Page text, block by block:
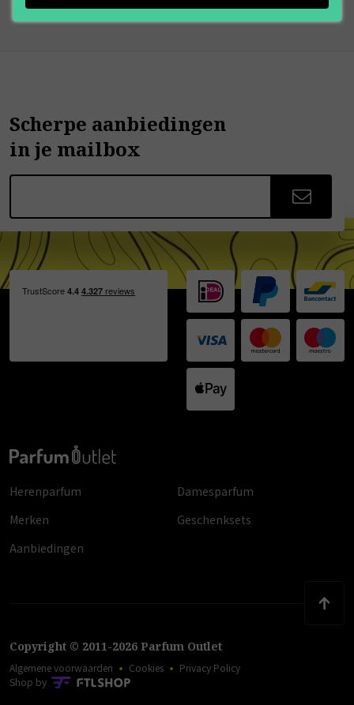
Scherpe aanbiedingen
in je mailbox
Herenparfum
Damesparfum
Merken
Geschenksets
Aanbiedingen
Copyright © 2011-2026 Parfum Outlet
Algemene voorwaarden Cookies
Privacy Policy
Shop by